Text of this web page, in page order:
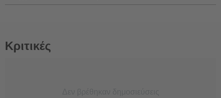
Κριτικές